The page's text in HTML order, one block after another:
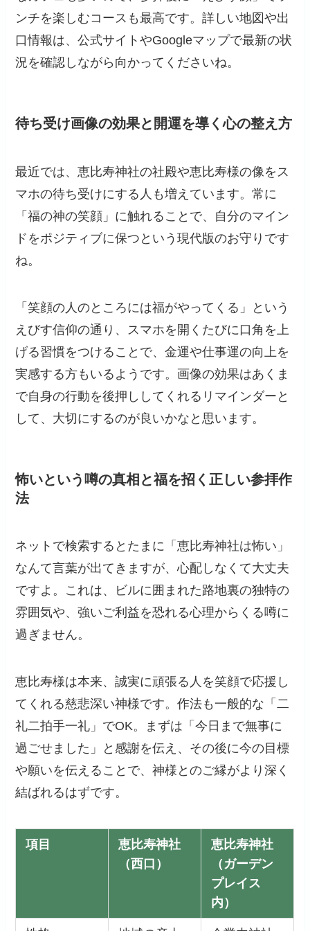
ンチを楽しむコースも最高です。詳しい地図や出
口情報は、公式サイトやGoogleマップで最新の状
況を確認しながら向かってくださいね。
待ち受け画像の効果と開運を導く心の整え方
最近では、恵比寿神社の社殿や恵比寿様の像をス
マホの待ち受けにする人も増えています。常に
「福の神の笑顔」に触れることで、自分のマイン
ドをポジティブに保つという現代版のお守りです
ね。
「笑顔の人のところには福がやってくる」という
えびす信仰の通り、スマホを開くたびに口角を上
げる習慣をつけることで、金運や仕事運の向上を
実感する方もいるようです。画像の効果はあくま
で自身の行動を後押ししてくれるリマインダーと
して、大切にするのが良いかなと思います。
怖いという噂の真相と福を招く正しい参拝作
法
ネットで検索するとたまに「恵比寿神社は怖い」
なんて言葉が出てきますが、心配しなくて大丈夫
ですよ。これは、ビルに囲まれた路地裏の独特の
雰囲気や、強いご利益を恐れる心理からくる噂に
過ぎません。
恵比寿様は本来、誠実に頑張る人を笑顔で応援し
てくれる慈悲深い神様です。作法も一般的な「二
礼二拍手一礼」でOK。まずは「今日まで無事に
過ごせました」と感謝を伝え、その後に今の目標
や願いを伝えることで、神様とのご縁がより深く
結ばれるはずです。
項目
恵比寿神社
（西口）
恵比寿神社
（ガーデン
プレイス
内）